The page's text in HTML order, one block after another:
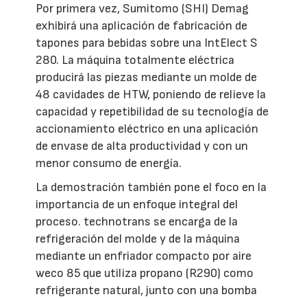
Por primera vez, Sumitomo (SHI) Demag
exhibirá una aplicación de fabricación de
tapones para bebidas sobre una IntElect S
280. La máquina totalmente eléctrica
producirá las piezas mediante un molde de
48 cavidades de HTW, poniendo de relieve la
capacidad y repetibilidad de su tecnología de
accionamiento eléctrico en una aplicación
de envase de alta productividad y con un
menor consumo de energía.
La demostración también pone el foco en la
importancia de un enfoque integral del
proceso. technotrans se encarga de la
refrigeración del molde y de la máquina
mediante un enfriador compacto por aire
weco 85 que utiliza propano (R290) como
refrigerante natural, junto con una bomba